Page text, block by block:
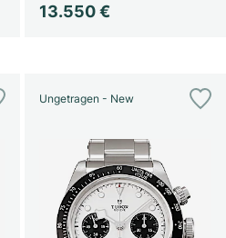
13.550 €
Ungetragen - New